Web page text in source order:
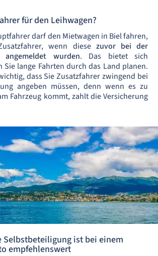
für den Leihwagen?
darf den Mietwagen in Biel fahren,
wenn diese zuvor bei der
angemeldet wurden. Das bietet sich
Sie lange Fahrten durch das Land planen.
dass Sie Zusatzfahrer zwingend bei
angeben müssen, denn wenn es zu
Fahrzeug kommt, zahlt die Versicherung
Selbstbeteiligung ist bei einem
empfehlenswert